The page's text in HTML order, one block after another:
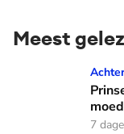
Meest
Prinses Amalia
7